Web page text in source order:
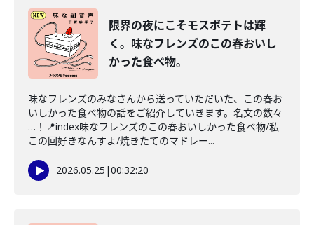
限界の夜にこそモスポテトは輝
く。味なフレンズのこの春おいし
かった食べ物。
味なフレンズのみなさんから送っていただいた、この春お
いしかった食べ物の話をご紹介していきます。名文の数々
…！📍index味なフレンズのこの春おいしかった食べ物/私
この回好きなんすよ/焼きたてのマドレー...
2026.05.25 |00:32:20